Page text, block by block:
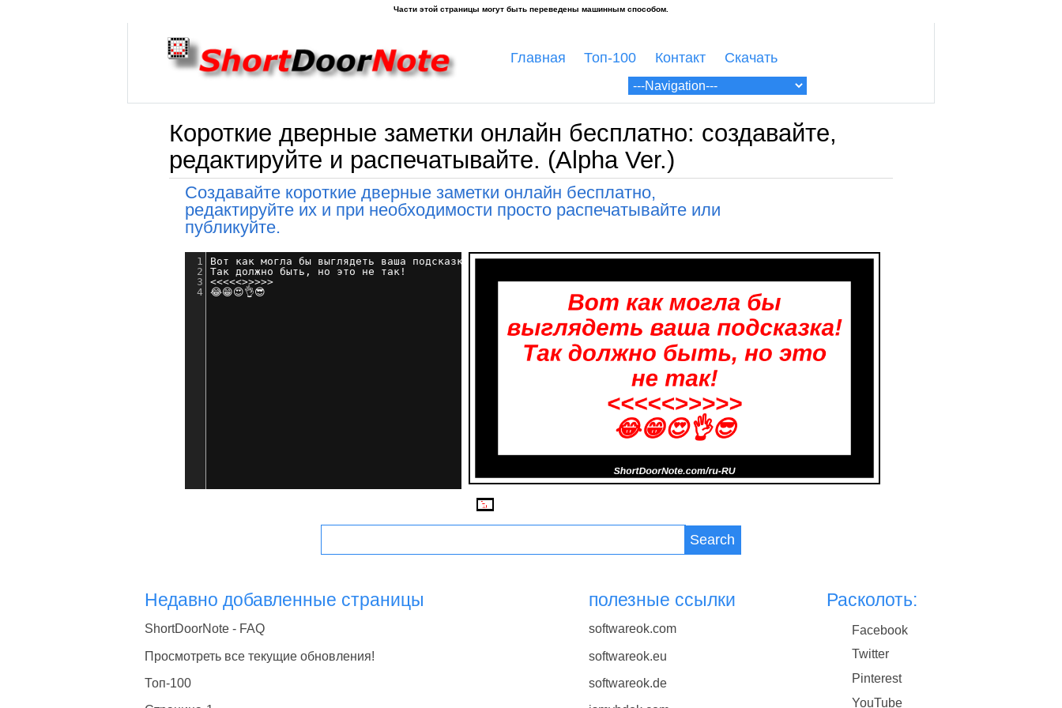
Главная Топ-100 Контакт Скачать
Короткие дверные заметки онлайн бесплатно: создавайте,
редактируйте и распечатывайте. (Alpha Ver.)
Создавайте короткие дверные заметки онлайн бесплатно,
редактируйте их и при необходимости просто распечатывайте или
публикуйте.
1
2
3
4
Вот как могла бы выглядеть ваша подсказка!
Так должно быть, но это не так!
<<<<<>>>>>
😂😁😍👌😎
Search
Недавно добавленные страницы
ShortDoorNote - FAQ
Просмотреть все текущие обновления!
Топ-100
полезные ссылки
softwareok.com
softwareok.eu
softwareok.de
Расколоть:
Facebook
Twitter
Pinterest
YouTube